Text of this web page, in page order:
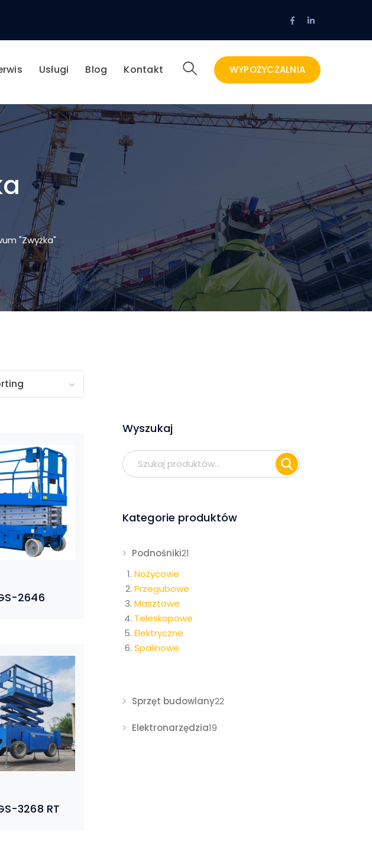
Facebook
LinkedIn
WYPOŻYCZALNIA
Usługi Blog Kontakt
"Zwyżka"
2646
3268 RT
Wyszukaj
Szukaj:
Kategorie produktów
Podnośniki21
Nożycowe
Przegubowe
Masztowe
Teleskopowe
Elektryczne
Spalinowe
Sprzęt budowlany22
Elektronarzędzia19